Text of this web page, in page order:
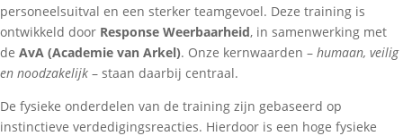
personeelsuitval en een sterker teamgevoel. Deze training is
ontwikkeld door Response Weerbaarheid, in samenwerking met
de AvA (Academie van Arkel). Onze kernwaarden – humaan, veilig
en noodzakelijk – staan daarbij centraal.
De fysieke onderdelen van de training zijn gebaseerd op
instinctieve verdedigingsreacties. Hierdoor is een hoge fysieke